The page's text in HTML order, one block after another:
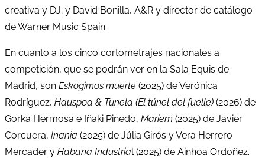
creativa y DJ; y David Bonilla, A&R y director de catálogo
de Warner Music Spain.
En cuanto a los cinco cortometrajes nacionales a
competición, que se podrán ver en la Sala Equis de
Madrid, son Eskogimos muerte (2025) de Verónica
Rodríguez, Hauspoa & Tunela (El túnel del fuelle) (2026) de
Gorka Hermosa e Iñaki Pinedo, Mariem (2025) de Javier
Corcuera, Inania (2025) de Júlia Girós y Vera Herrero
Mercader y Habana Industrial (2025) de Ainhoa Ordoñez.